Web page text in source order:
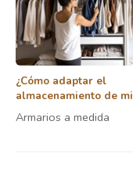
¿Cómo adaptar el
almacenamiento de mi
armario según mis
necesidades?
Armarios a medida